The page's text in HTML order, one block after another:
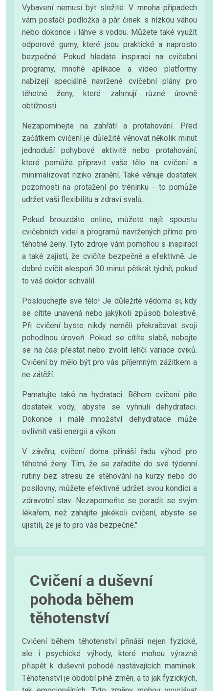
Vybavení nemusí být složité. V mnoha případech
vám postačí podložka a pár činek s nízkou váhou
nebo dokonce i láhve s vodou. Můžete také využít
odporové gumy, které jsou praktické a naprosto
bezpečné. Pokud hledáte inspiraci na cvičební
programy, mnohé aplikace a video platformy
nabízejí speciálně navržené cvičební plány pro
těhotné ženy, které zahrnují různé úrovně
obtížnosti.
Nezapomínejte na zahřátí a protahování. Před
začátkem cvičení je důležité věnovat několik minut
jednoduší pohybové aktivitě nebo protahování,
které pomůže připravit vaše tělo na cvičení a
minimalizovat riziko zranění. Také věnuje dostatek
pozornosti na protažení po tréninku - to pomůže
udržet vaši flexibilitu a zdraví svalů.
Pokud brouzdáte online, můžete najít spoustu
cvičebních videí a programů navržených přímo pro
těhotné ženy. Tyto zdroje vám pomohou s inspirací
a také zajistí, že cvičíte bezpečně a efektivně. Je
dobré cvičit alespoň 30 minut pětkrát týdně, pokud
to váš doktor schválil.
Poslouchejte své tělo! Je důležité vědoma si, kdy
se cítíte unavená nebo jakýkoli způsob bolestivě.
Při cvičení byste nikdy neměli překračovat svoji
pohodlnou úroveň. Pokud se cítíte slabě, nebojte
se na čas přestat nebo zvolit lehčí variace cviků.
Cvičení by mělo být pro vás příjemným zážitkem a
ne zátěží.
Pamatujte také na hydrataci. Během cvičení pite
dostatek vody, abyste se vyhnuli dehydrataci.
Dokonce i malé množství dehydratace může
ovlivnit vaši energii a výkon.
V závěru, cvičení doma přináší řadu výhod pro
těhotné ženy. Tím, že se zařadíte do své týdenní
rutiny bez stresu ze stěhování na kurzy nebo do
posilovny, můžete efektivně udržet svou kondici a
zdravotní stav. Nezapomeňte se poradit se svým
lékařem, než zahájíte jakékoli cvičení, abyste se
ujistili, že je to pro vás bezpečné."
Cvičení a duševní
pohoda během
těhotenství
Cvičení během těhotenství přináší nejen fyzické,
ale i psychické výhody, které mohou výrazně
přispět k duševní pohodě nastávajících maminek.
Těhotenství je období plné změn, a to jak fyzických,